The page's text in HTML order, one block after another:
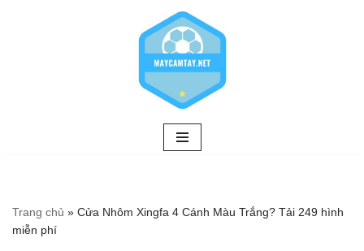
Trang chủ » Cửa Nhôm Xingfa 4 Cánh Màu Trắng? Tải 249 hình
miễn phí